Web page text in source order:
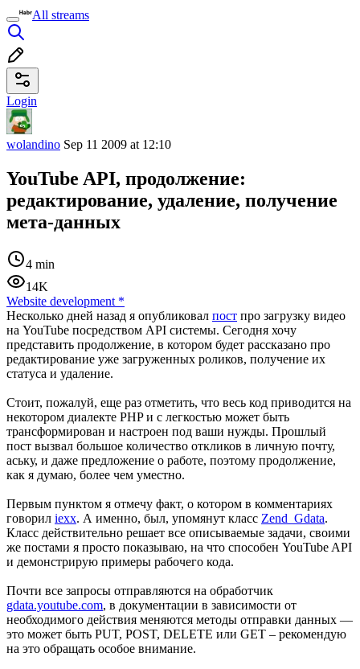
All streams
Login
wolandino Sep 11 2009 at 12:10
YouTube API, продолжение:
редактирование, удаление, получение
мета-данных
4 min
14K
Website development *
Несколько дней назад я опубликовал пост про загрузку видео
на YouTube посредством API системы. Сегодня хочу
представить продолжение, в котором будет рассказано про
редактирование уже загруженных роликов, получение их
статуса и удаление.
Стоит, пожалуй, еще раз отметить, что весь код приводится на
некотором диалекте PHP и с легкостью может быть
трансформирован и настроен под ваши нужды. Прошлый
пост вызвал большое количество откликов в личную почту,
аську, и даже предложение о работе, поэтому продолжение,
как я думаю, более чем уместно.
Первым пунктом я отмечу факт, о котором в комментариях
говорил iexx. А именно, был, упомянут класс Zend_Gdata.
Класс действительно решает все описываемые задачи, своими
же постами я просто показываю, на что способен YouTube API
и демонстрирую примеры рабочего кода.
Почти все запросы отправляются на обработчик
gdata.youtube.com, в документации в зависимости от
необходимого действия меняются методы отправки данных —
это может быть PUT, POST, DELETE или GET – рекомендую
на это обращать особое внимание.